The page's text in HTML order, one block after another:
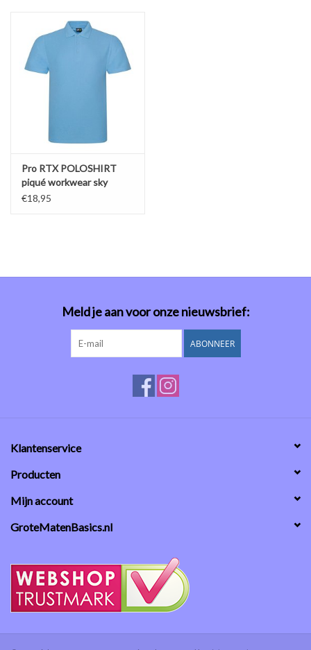
Pro RTX POLOSHIRT
piqué workwear sky
€18,95
Meld je aan voor onze nieuwsbrief:
ABONNEER
Klantenservice
Producten
Mijn account
GroteMatenBasics.nl